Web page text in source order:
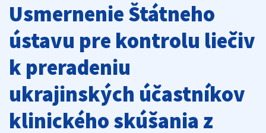
Usmernenie Štátneho
ústavu pre kontrolu liečiv
k preradeniu
ukrajinských účastníkov
klinického skúšania z